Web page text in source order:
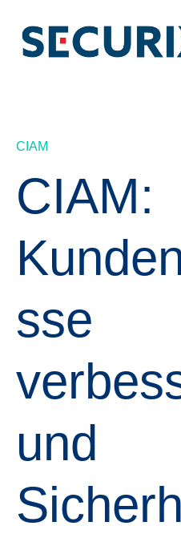
CIAM
CIAM:
sse
und